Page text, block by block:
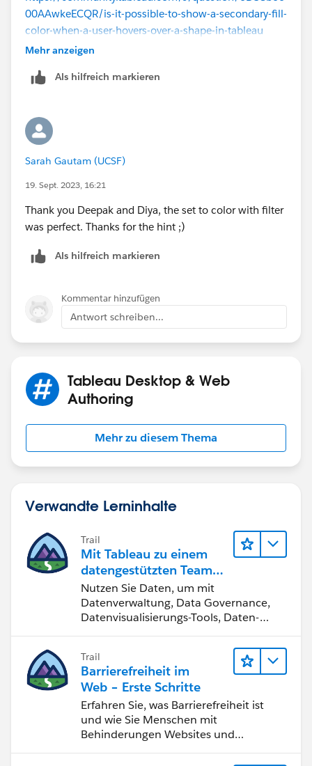
00AAwkeECQR/is-it-possible-to-show-a-secondary-fill-
color-when-a-user-hovers-over-a-shape-in-tableau
https://community.tableau.com/s/question/0D58b00
hovering-over-a-shape
Hope it helps,
Please mark as Select as Best if this resolved your
question, or Upvote if it helped.
Mehr anzeigen
Als hilfreich markieren
Sarah Gautam (UCSF)
19. Sept. 2023, 16:21
Thank you Deepak and Diya, the set to color with filter
was perfect. Thanks for the hint ;)
Als hilfreich markieren
Kommentar hinzufügen
Antwort schreiben...
Tableau Desktop & Web
Authoring
Mehr zu diesem Thema
Verwandte Lerninhalte
Trail
Mit Tableau zu einem
datengestützten Team
werden
Nutzen Sie Daten, um mit
Datenverwaltung, Data Governance,
Datenvisualisierungs-Tools, Daten-
bessere Geschäftsergebnisse zu
erzielen.
Trail
Barrierefreiheit im
Web – Erste Schritte
Erfahren Sie, was Barrierefreiheit ist
und wie Sie Menschen mit
Behinderungen Websites und